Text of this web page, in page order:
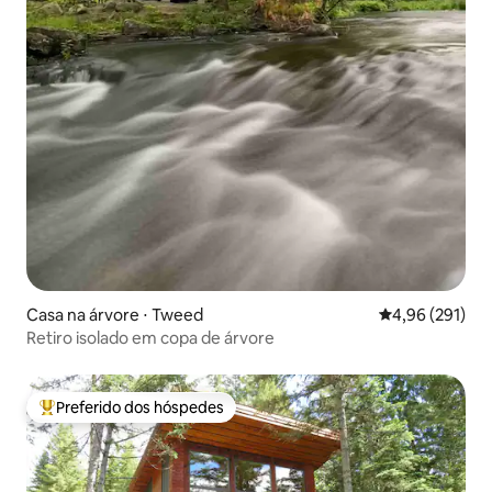
Casa na árvore ⋅ Tweed 4,96 de uma
4,96 (291)
Retiro isolado em copa de árvore
Entre os melhores preferidos dos hóspedes
Preferido dos hóspedes